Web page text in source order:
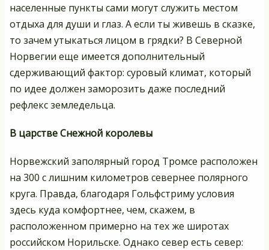
населенные пункты сами могут служить местом
отдыха для души и глаз. А если ты живешь в сказке,
то зачем утыкаться лицом в грядки? В Северной
Норвегии еще имеется дополнительный
сдерживающий фактор: суровый климат, который
по идее должен заморозить даже последний
рефлекс земледельца.
В царстве Снежной королевы
Норвежский заполярный город Тромсе расположен
на 300 с лишним километров севернее полярного
круга. Правда, благодаря Гольфстриму условия
здесь куда комфортнее, чем, скажем, в
расположенном примерно на тех же широтах
российском Норильске. Однако север есть север: